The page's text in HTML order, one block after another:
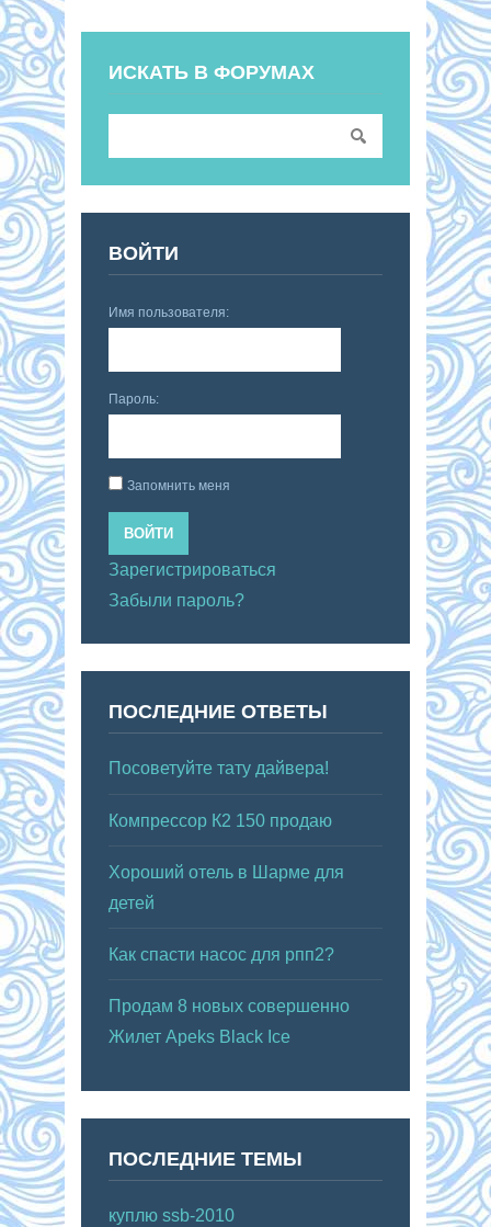
ИСКАТЬ В ФОРУМАХ
ВОЙТИ
Имя пользователя:
Пароль:
Запомнить меня
ВОЙТИ
Зарегистрироваться
Забыли пароль?
ПОСЛЕДНИЕ ОТВЕТЫ
Посоветуйте тату дайвера!
Компрессор К2 150 продаю
Хороший отель в Шарме для
детей
Как спасти насос для рпп2?
Продам 8 новых совершенно
Жилет Apeks Black Ice
ПОСЛЕДНИЕ ТЕМЫ
куплю ssb-2010